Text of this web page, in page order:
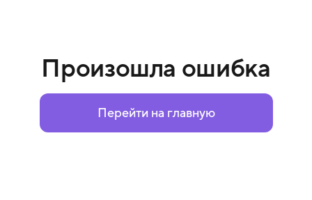
Произошла ошибка
Перейти на главную